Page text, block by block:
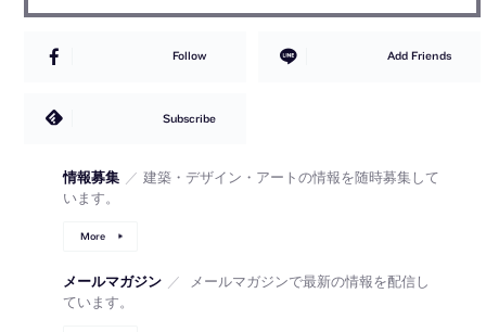
Follow Add Friends
Subscribe
情報募集 ／ 建築・デザイン・アートの情報を随時募集して
います。
More
メールマガジン ／
メールマガジンで最新の情報を配信し
ています。